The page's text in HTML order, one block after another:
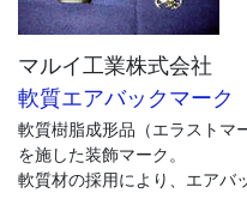
マルイ工業株式会社
軟質エアバックマーク
軟質樹脂成形品（エラストマ
を施した装飾マーク。
軟質材の採用により、エアバ